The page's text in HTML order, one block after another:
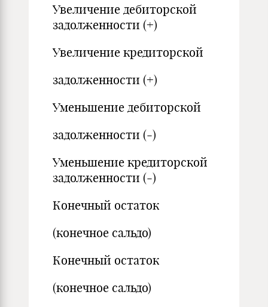
Увеличение дебиторской
задолженности (+)
Увеличение кредиторской
задолженности (+)
Уменьшение дебиторской
задолженности (-)
Уменьшение кредиторской
задолженности (-)
Конечный остаток
(конечное сальдо)
Конечный остаток
(конечное сальдо)